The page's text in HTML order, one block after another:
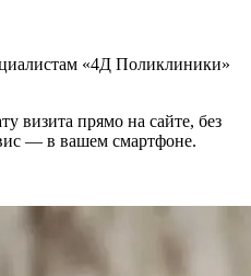
«4Д Поликлиники»
визита прямо на сайте, без
— в вашем смартфоне.